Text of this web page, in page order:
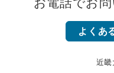
よくあ
近畿